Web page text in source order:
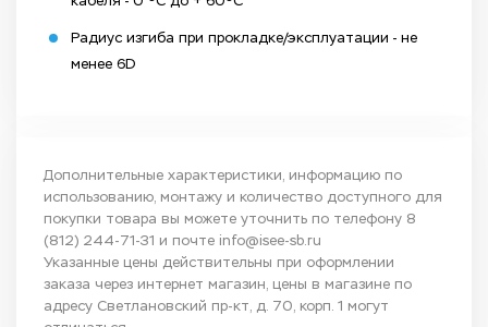
Радиус изгиба при прокладке/эксплуатации - не
менее 6D
Дополнительные характеристики, информацию по
использованию, монтажу и количество доступного для
покупки товара вы можете уточнить по телефону 8
(812) 244-71-31 и почте info@isee-sb.ru
Указанные цены действительны при оформлении
заказа через интернет магазин, цены в магазине по
адресу Светлановский пр-кт, д. 70, корп. 1 могут